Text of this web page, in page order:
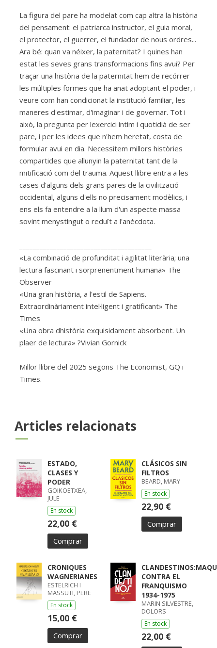
La figura del pare ha modelat com cap altra la història
del pensament: el patriarca instructor, el guia moral,
el protector, el guerrer, el fundador de nous ordres...
Ara bé: quan va néixer, la paternitat? I quines han
estat les seves grans transformacions fins avui? Per
traçar una història de la paternitat hem de recórrer
les múltiples formes que ha anat adoptant el poder, i
veure com han condicionat la institució familiar, les
maneres d'estimar, d'imaginar i de governar. Tot i
això, la pregunta per lexercici íntim i quotidià de ser
pare, i per les idees que n'hem heretat, costa de
formular avui en dia. Necessitem millors històries
compartides que allunyin la paternitat tant de la
mitificació com del trauma. Aquest llibre entra a les
cases d'alguns dels grans pares de la civilització
occidental, alguns d'ells no precisament modèlics, i
ens els fa entendre a la llum d'un aspecte massa
sovint menystingut o reduït a l'anècdota.
«La combinació de profunditat i agilitat literària; una
lectura fascinant i sorprenentment humana» The
Observer
«Una gran història, a l'estil de Sapiens.
Extraordinàriament intel·ligent i gratificant» The
Times
«Una obra dhistòria exquisidament absorbent. Un
plaer de lectura» ?Vivian Gornick
Millor llibre del 2025 segons The Economist, GQ i
Times.
Articles relacionats
ESTADO,
CLASES Y
PODER
GOIKOETXEA,
JULE
En stock
22,00 €
Comprar
CLÁSICOS SIN
FILTROS
BEARD, MARY
En stock
22,90 €
Comprar
CRONIQUES
WAGNERIANES
ESTELRICH I
MASSUTI, PERE
En stock
15,00 €
Comprar
CONTRA EL
FRANQUISMO
1934-1975
MARIN SILVESTRE,
DOLORS
En stock
22,00 €